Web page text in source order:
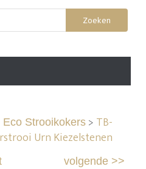
Zoeken
Eco Strooikokers> TB-
Urn Kiezelstenen
volgende>>